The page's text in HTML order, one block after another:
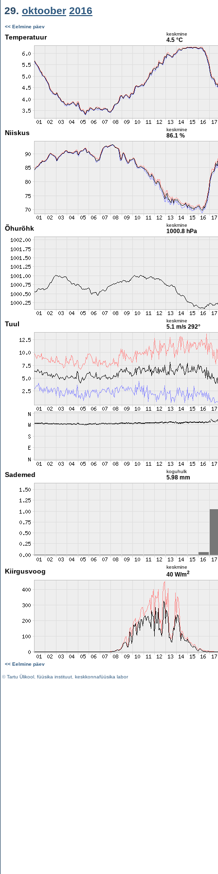
29. oktoober 2016
<< Eelmine päev
Temperatuur keskmine
4.5 °C
Niiskus keskmine
86.1 %
Õhurõhk keskmine
1000.8 hPa
Tuul keskmine
5.1 m/s 292°
Sademed koguhulk
5.98 mm
Kiirgusvoog
keskmine
40 W/m2
<< Eelmine päev
©Tartu Ülikool füüsika instituut keskkonnafüüsika labor